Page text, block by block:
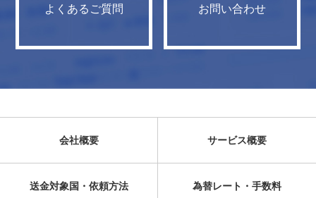
よくあるご質問 お問い合わせ
会社概要 サービス概要
送金対象国・依頼方法 為替レート・手数料